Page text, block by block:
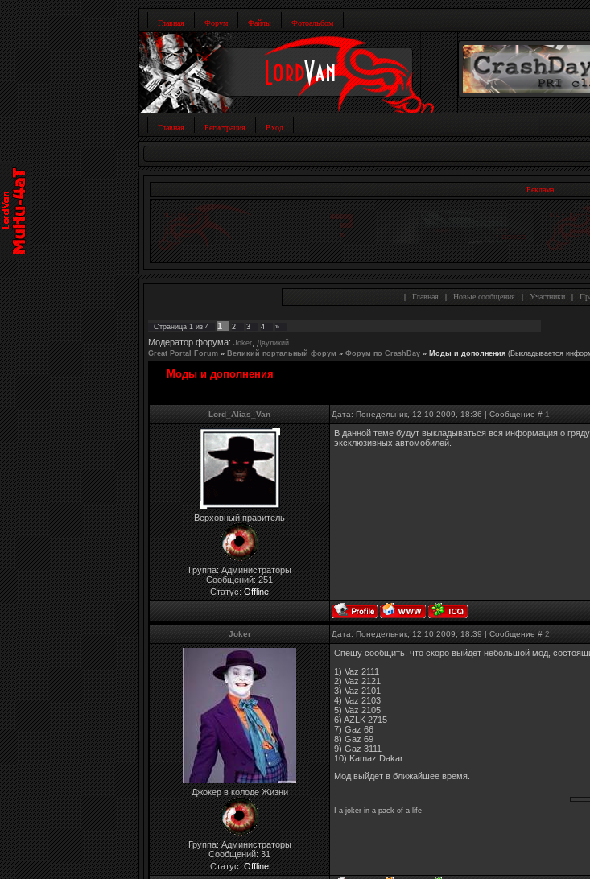
Главная Форум Файлы Фотоальбом
Главная Регистрация Вход
Реклама:
| Главная | Новые сообщения | Участники |
Страница 1 из 4 1 2 3 4 »
Модератор форума: Joker Двуликий
Great Portal Forum » Великий портальный форум » Форум по CrashDay » Моды и дополнения (Выкладывается
Моды и дополнения
Lord_Alias_Van Дата: Понедельник, 12.10.2009, 18:36 | Сообщение # 1
Верховный правитель
Группа: Администраторы
Сообщений:251
Статус:Offline
В данной теме будут выкладываться вся информация о
эксклюзивных автомобилей.
Joker Дата: Понедельник, 12.10.2009, 18:39 | Сообщение # 2
Джокер в колоде Жизни
Группа: Администраторы
Сообщений:31
Статус:Offline
Спешу сообщить, что скоро выйдет небольшой мод,
1) Vaz 2111
2) Vaz 2121
3) Vaz 2101
4) Vaz 2103
5) Vaz 2105
6) AZLK 2715
7) Gaz 66
8) Gaz 69
9) Gaz 3111
10) Kamaz Dakar
Мод выйдет в ближайшее время.
I a joker in a pack of a life